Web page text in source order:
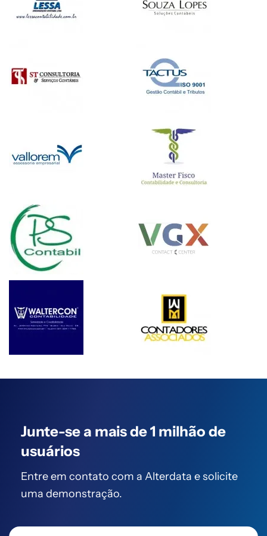
Junte-se a mais de1 milhão de
usuários
Entre em contato com a Alterdata e solicite
uma demonstração.